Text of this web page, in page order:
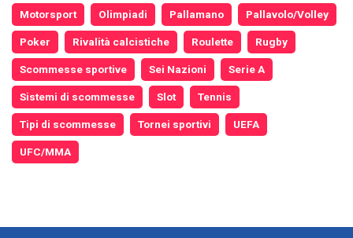
Motorsport Olimpiadi Pallamano Pallavolo/Volley
Poker Rivalità calcistiche Roulette Rugby
Scommesse sportive Sei Nazioni Serie A
Sistemi di scommesse Slot Tennis
Tipi di scommesse Tornei sportivi UEFA
UFC/MMA